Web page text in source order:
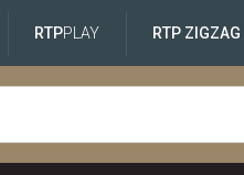
RTPPLAY RTP ZIGZAG